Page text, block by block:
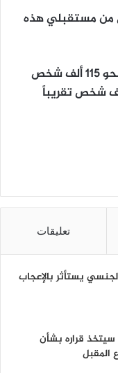
616 ألف شخص من مستقبلي هذه
وكان نصف هذه المجموعة سوريين، ونحو 115 ألف شخص
من أفغانستان، و80 ألف شخص تقريباً
تعليقات
يستأثر بالإعجاب
قراره بشأن
المقبل